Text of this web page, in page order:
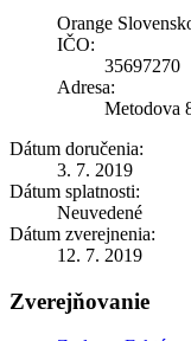
Orange
IČO:
35697270
Adresa:
Metodova
Dátum doručenia:
3. 7. 2019
Dátum splatnosti:
Neuvedené
Dátum zverejnenia:
12. 7. 2019
Zverejňovanie